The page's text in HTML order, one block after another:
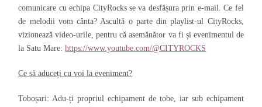
comunicare cu echipa CityRocks se va desfășura prin e-mail. Ce fel
de melodii vom cânta? Ascultă o parte din playlist-ul CityRocks,
vizionează video-urile, pentru că asemănător va fi și evenimentul de
la Satu Mare:https://www.youtube.com/@CITYROCKS
Ce să aduceți cu voi la eveniment?
Toboșari: Adu-ți propriul echipament de tobe, iar sub echipament